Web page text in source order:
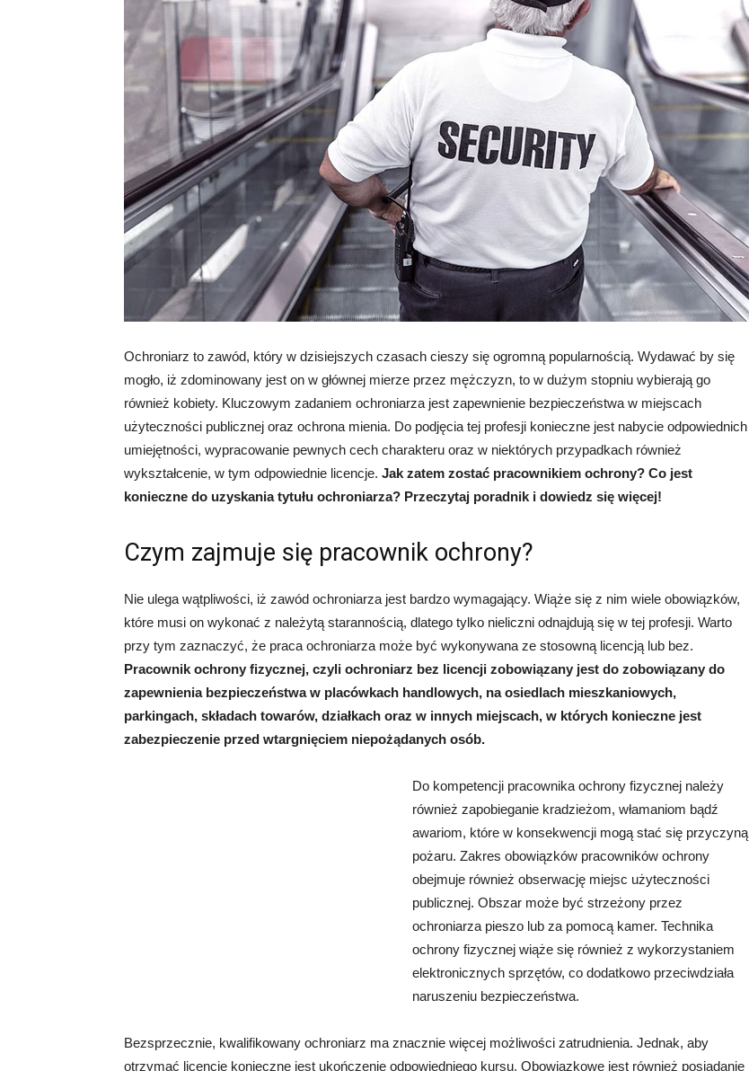
Ochroniarz to zawód, który w dzisiejszych czasach cieszy się ogromną popularnością. Wydawać by się
mogło, iż zdominowany jest on w głównej mierze przez mężczyzn, to w dużym stopniu wybierają go
również kobiety. Kluczowym zadaniem ochroniarza jest zapewnienie bezpieczeństwa w miejscach
użyteczności publicznej oraz ochrona mienia. Do podjęcia tej profesji konieczne jest nabycie odpowiednich
umiejętności, wypracowanie pewnych cech charakteru oraz w niektórych przypadkach również
wykształcenie, w tym odpowiednie licencje. Jak zatem zostać pracownikiem ochrony? Co jest
konieczne do uzyskania tytułu ochroniarza? Przeczytaj poradnik i dowiedz się więcej!
Czym zajmuje się pracownik ochrony?
Nie ulega wątpliwości, iż zawód ochroniarza jest bardzo wymagający. Wiąże się z nim wiele obowiązków,
które musi on wykonać z należytą starannością, dlatego tylko nieliczni odnajdują się w tej profesji. Warto
przy tym zaznaczyć, że praca ochroniarza może być wykonywana ze stosowną licencją lub bez.
Pracownik ochrony fizycznej, czyli ochroniarz bez licencji zobowiązany jest do zobowiązany do
zapewnienia bezpieczeństwa w placówkach handlowych, na osiedlach mieszkaniowych,
parkingach, składach towarów, działkach oraz w innych miejscach, w których konieczne jest
zabezpieczenie przed wtargnięciem niepożądanych osób.
Do kompetencji pracownika ochrony fizycznej należy
również zapobieganie kradzieżom, włamaniom bądź
awariom, które w konsekwencji mogą stać się przyczyną
pożaru. Zakres obowiązków pracowników ochrony
obejmuje również obserwację miejsc użyteczności
publicznej. Obszar może być strzeżony przez
ochroniarza pieszo lub za pomocą kamer. Technika
ochrony fizycznej wiąże się również z wykorzystaniem
elektronicznych sprzętów, co dodatkowo przeciwdziała
naruszeniu bezpieczeństwa.
Bezsprzecznie, kwalifikowany ochroniarz ma znacznie więcej możliwości zatrudnienia. Jednak, aby
otrzymać licencję konieczne jest ukończenie odpowiedniego kursu. Obowiązkowe jest również posiadanie